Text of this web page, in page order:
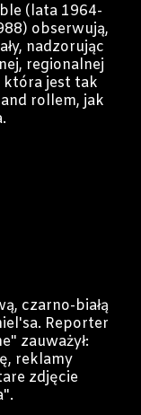
(lata 1964-
obserwują,
nadzorując
regionalnej
która jest tak
rollem, jak
czarno-białą
Reporter
zauważył:
reklamy
zdjęcie